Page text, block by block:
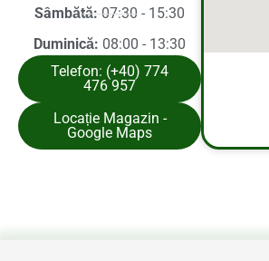
Sâmbătă:07:30 - 15:30
Duminică: 08:00 - 13:30
Telefon: (+40) 774
476 957
Locație Magazin -
Google Maps